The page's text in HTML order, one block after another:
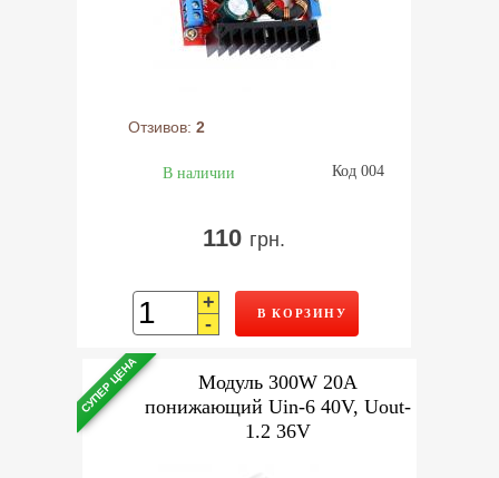
Отзивов: 2
В наличии Код 004
110 грн.
+
-
В КОРЗИНУ
Модуль 300W 20A
понижающий Uin-6 40V, Uout-
1.2 36V
СУПЕР ЦЕНА